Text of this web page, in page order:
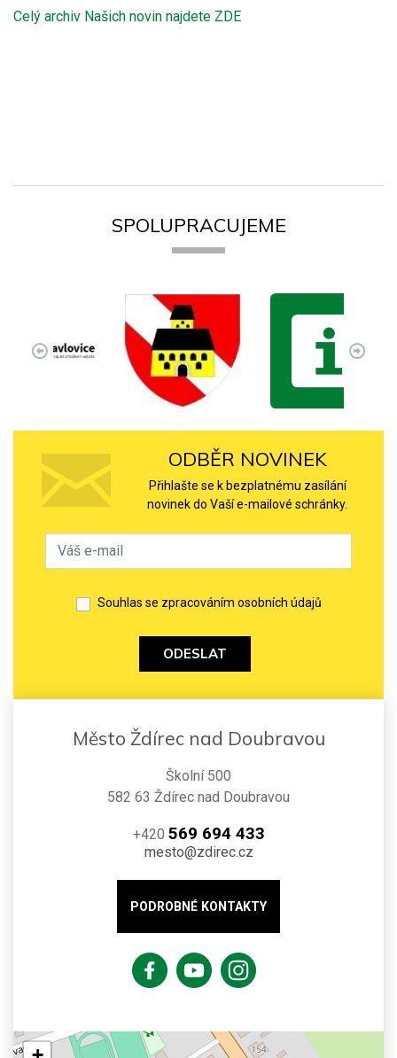
Celý archiv Našich novin najdete ZDE
SPOLUPRACUJEME
ODBĚR NOVINEK
Přihlašte se k bezplatnému zasílání
novinek do Vaší e-mailové schránky.
Souhlas se zpracováním osobních údajů
ODESLAT
Město Ždírec nad Doubravou
Školní 500
582 63 Ždírec nad Doubravou
+420 569 694 433
mesto@zdirec.cz
PODROBNÉ KONTAKTY